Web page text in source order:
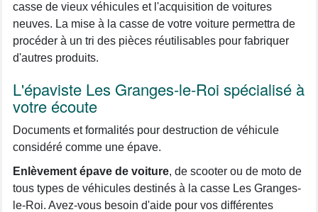
casse de vieux véhicules et l'acquisition de voitures
neuves. La mise à la casse de votre voiture permettra de
procéder à un tri des pièces réutilisables pour fabriquer
d'autres produits.
L'épaviste Les Granges-le-Roi spécialisé à
votre écoute
Documents et formalités pour destruction de véhicule
considéré comme une épave.
Enlèvement épave de voiture, de scooter ou de moto de
tous types de véhicules destinés à la casse Les Granges-
le-Roi. Avez-vous besoin d'aide pour vos différentes